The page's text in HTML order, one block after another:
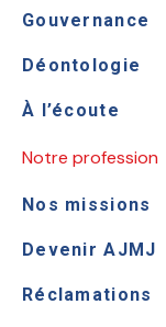
Gouvernance
Déontologie
À l’écoute
Notre profession
Nos missions
Devenir AJMJ
Réclamations